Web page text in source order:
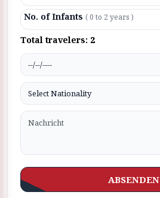
No. of Infants ( 0 to 2 years )
Total travelers: 2
ABSENDEN